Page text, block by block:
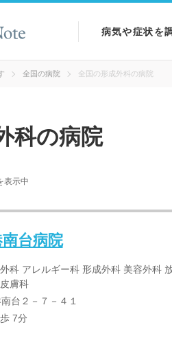
病気や症状を
検査を調べる
全国の病院 全国の形成外科の病院
科の病院
表示中
台病院
科 アレルギー科 形成外科 美容外科
膚科
台２－７－４１
7分